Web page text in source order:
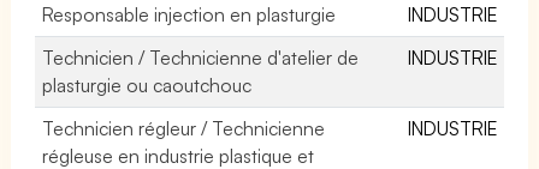
Responsable injection en plasturgie
INDUSTRIE
Technicien / Technicienne d'atelier de
plasturgie ou caoutchouc
INDUSTRIE
Technicien régleur / Technicienne
régleuse en industrie plastique et
INDUSTRIE